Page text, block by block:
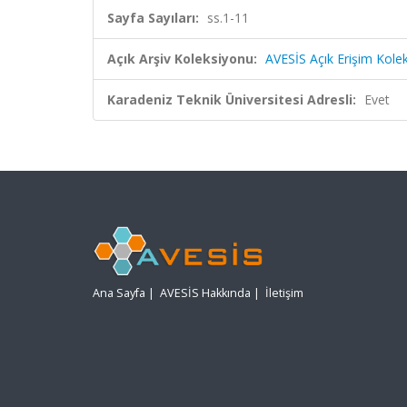
Sayfa Sayıları: ss.1-11
Açık Arşiv Koleksiyonu: AVESİS Açık Erişim
Karadeniz Teknik Üniversitesi Adresli: Evet
Ana Sayfa | AVESİS Hakkında | İletişim